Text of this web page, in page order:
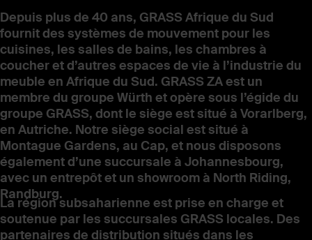
Depuis plus de 40 ans, GRASS Afrique du Sud
fournit des systèmes de mouvement pour les
cuisines, les salles de bains, les chambres à
coucher et d’autres espaces de vie à l’industrie du
meuble en Afrique du Sud. GRASS ZA est un
membre du groupe Würth et opère sous l’égide du
groupe GRASS, dont le siège est situé à Vorarlberg,
en Autriche. Notre siège social est situé à
Montague Gardens, au Cap, et nous disposons
également d’une succursale à Johannesbourg,
avec un entrepôt et un showroom à North Riding,
Randburg.
La région subsaharienne est prise en charge et
soutenue par les succursales GRASS locales. Des
partenaires de distribution situés dans les